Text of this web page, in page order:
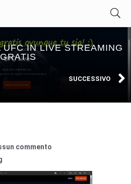
UFC IN LIVE STREAMING
GRATIS
SUCCESSIVO
commento